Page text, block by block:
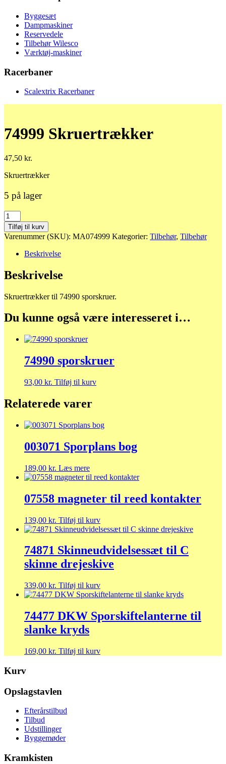
Byggesæt
Dampmaskiner
Reservedele
Tilbehør Wilesco
Værktøj-maskiner
Racerbaner
Scalextrix Racerbaner
74999 Skruertrækker
47,50 kr.
Skruertrækker
5 på lager
74999
Skruertrækker
antal
Tilføj til kurv
Varenummer (SKU): MA074999 Kategorier: Tilbehør, Tilbehør
Beskrivelse
Beskrivelse
Skruertrækker til 74990 sporskruer.
Du kunne også være interesseret i…
74990 sporskruer
93,00 kr. Tilføj til kurv
Relaterede varer
003071 Sporplans bog
189,00 kr. Læs mere
07558 magneter til reed kontakter
139,00 kr. Tilføj til kurv
74871 Skinneudvidelsessæt til C
skinne drejeskive
339,00 kr. Tilføj til kurv
74477 DKW Sporskiftelanterne til
slanke kryds
169,00 kr. Tilføj til kurv
Kurv
Opslagstavlen
Efterårstilbud
Tilbud
Udstillinger
Byggemøder
Kramkisten